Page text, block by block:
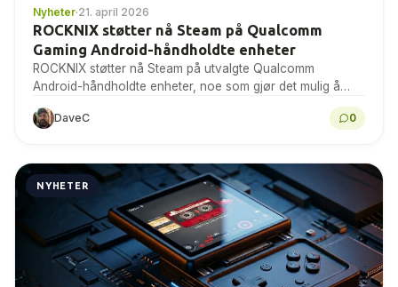
Nyheter·21. april 2026
ROCKNIX støtter nå Steam på Qualcomm
Gaming Android-håndholdte enheter
ROCKNIX støtter nå Steam på utvalgte Qualcomm
Android-håndholdte enheter, noe som gjør det mulig å
spille Linux-spill og noen Windows-spill gjennom Proton
på maskinvare...
DaveC 0
NYHETER